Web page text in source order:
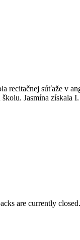
recitačnej súťaže v
Jasmína
are currently closed.